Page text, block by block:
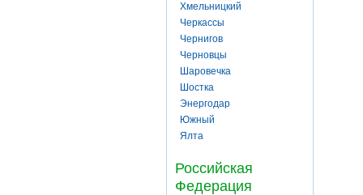
Хмельницкий
Черкассы
Чернигов
Черновцы
Шаровечка
Шостка
Энергодар
Южный
Ялта
Российская
Федерация